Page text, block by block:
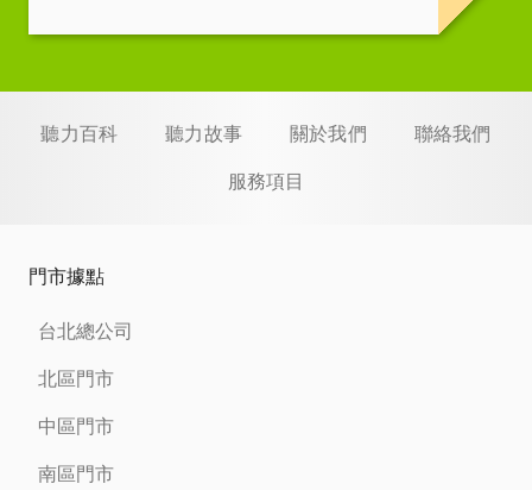
聽力百科 聽力故事 關於我們 聯絡我們
服務項目
門市據點
台北總公司
北區門市
中區門市
南區門市